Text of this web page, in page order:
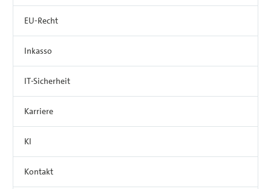
EU-Recht
Inkasso
IT-Sicherheit
Karriere
KI
Kontakt